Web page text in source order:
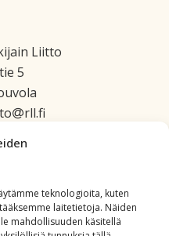
teknologioita, kuten
laitetietoja. Näiden
mahdollisuuden käsitellä
Liitto
5
rll.fi